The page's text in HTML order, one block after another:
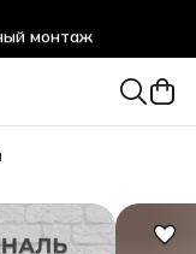
монтаж